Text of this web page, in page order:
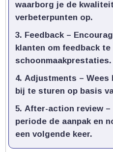
waarborg je de
verbeterpunten op.​
Feedback–
klanten om feedback te
schoonmaakprestaties.​
Adjustments – Wees
bij te sturen op basis
After-action review–
periode de aanpak en
een volgende keer.​